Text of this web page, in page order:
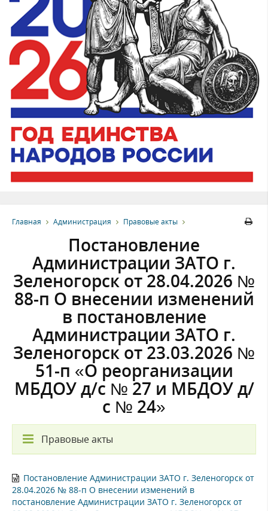
Главная Администрация Правовые акты
Постановление
Администрации ЗАТО г.
Зеленогорск от 28.04.2026 №
88-п О внесении изменений
в постановление
Администрации ЗАТО г.
Зеленогорск от 23.03.2026 №
51-п «О реорганизации
МБДОУ д/с № 27 и МБДОУ д/
с № 24»
Правовые акты
Постановление Администрации ЗАТО г. Зеленогорск от
28.04.2026 № 88-п О внесении изменений в
постановление Администрации ЗАТО г. Зеленогорск от